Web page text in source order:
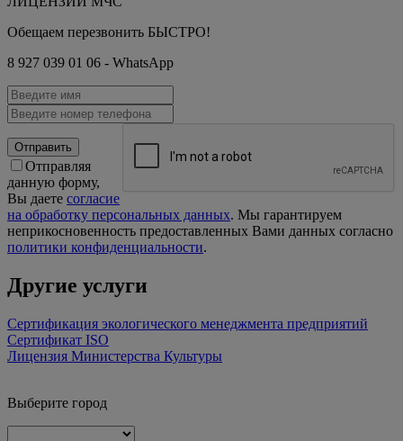
Обещаем перезвонить БЫСТРО!
8 927 039 01 06 - WhatsApp
Отправить
Отправляя
данную форму,
Вы даете согласие
на обработку персональных данных. Мы гарантируем
неприкосновенность предоставленных Вами данных согласно
политики конфиденциальности.
Другие услуги
Сертификация экологического менеджмента предприятий
Сертификат ISO
Лицензия Министерства Культуры
Выберите город